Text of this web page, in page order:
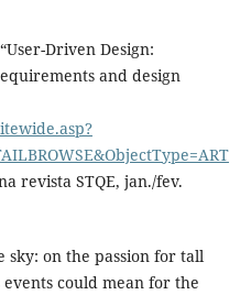
Driven Design:
and design
revista STQE, jan./fev.
sky: on the passion for tall
could mean for the